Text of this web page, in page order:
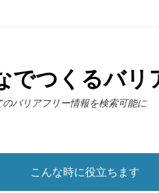
でつくるバリ
バリアフリー情報を検索可能に
こんな時に役立ちます